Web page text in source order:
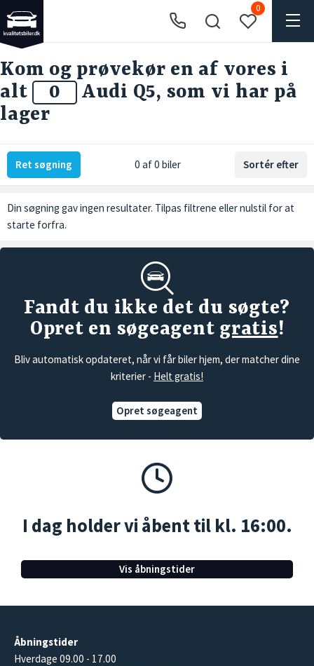
0
Kom og prøvekør en af vores i
alt
0
Audi Q5, som vi har på
lager
Ret søgning 0 af 0 biler Sortér efter
Din søgning gav ingen resultater. Tilpas filtrene ellernulstil for at
starte forfra.
Fandt du ikke det du søgte?
Opret en søgeagent gratis!
Bliv automatisk opdateret, når vi får biler hjem, der matcher dine
kriterier - Helt gratis!
Opret søgeagent
I dag holder vi åbent til kl. 16:00.
Vis åbningstider
Åbningstider
Hverdage 09.00 - 17.00